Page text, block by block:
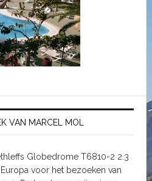
VAN MARCEL MOL
Globedrome T6810-2 2.3
voor het bezoeken van